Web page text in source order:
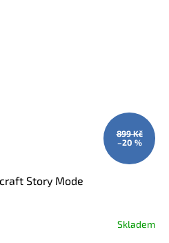
899 Kč
–20 %
Story Mode
Skladem